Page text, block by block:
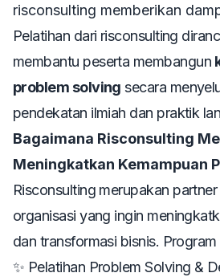
risconsulting memberikan
Pelatihan dari risconsulting
membantu peserta membangun
problem solving secara
pendekatan ilmiah dan praktik
Bagaimana Risconsulting
Meningkatkan Kemampuan
Risconsulting merupakan
organisasi yang ingin
dan transformasi bisnis.
✨ Pelatihan Problem Solving &